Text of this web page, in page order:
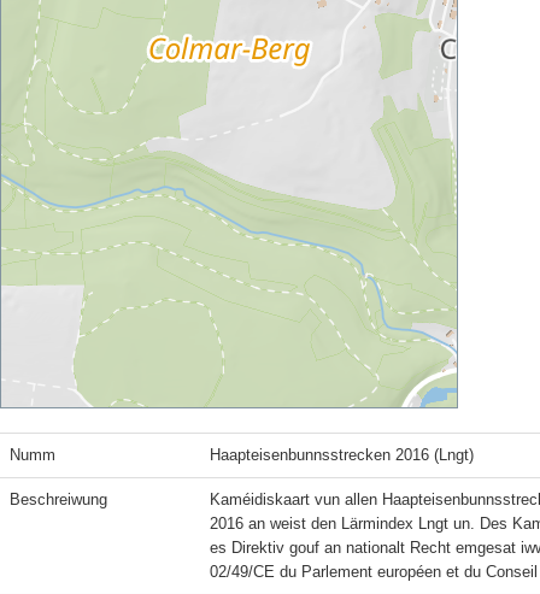
Numm Haapteisenbunnsstrecken 2016 (Lngt)
Beschreiwung
Kaméidiskaart vun allen
2016 an weist den Lärmindex Lngt un. Des
es Direktiv gouf an nationalt Recht emgesat
02/49/CE du Parlement européen et du